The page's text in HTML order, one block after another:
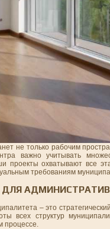
не только рабочим
важно учитывать
проекты охватывают все
требованиям
– это
всех структур
процессе.